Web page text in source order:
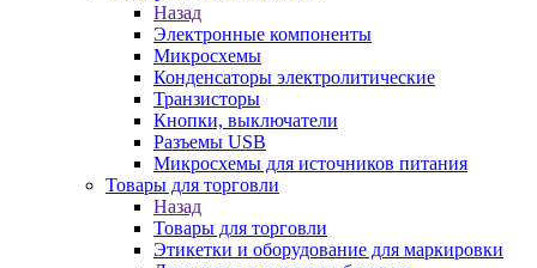
Назад
Электронные компоненты
Микросхемы
Конденсаторы электролитические
Транзисторы
Кнопки, выключатели
Разъемы USB
Микросхемы для источников питания
Товары для торговли
Назад
Товары для торговли
Этикетки и оборудование для маркировки